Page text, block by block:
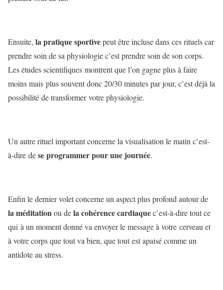
Ensuite, la pratique sportivepeut être incluse dans ces rituels car
prendre soin de sa physiologie c’est prendre soin de son corps.
Les études scientifiques montrent que l’on gagne plus à faire
moins mais plus souvent donc 20/30 minutes par jour, c’est déjà la
possibilité de transformer votre physiologie.
Un autre rituel important concerne la visualisation le matin c’est-
à-dire dese programmer pour une journée.
Enfin le dernier volet concerne un aspect plus profond autour de
la méditationou dela cohérence cardiaquec’est-à-dire tout ce
qui à un moment donné va envoyer le message à votre cerveau et
à votre corps que tout va bien, que tout est apaisé comme un
antidote au stress.